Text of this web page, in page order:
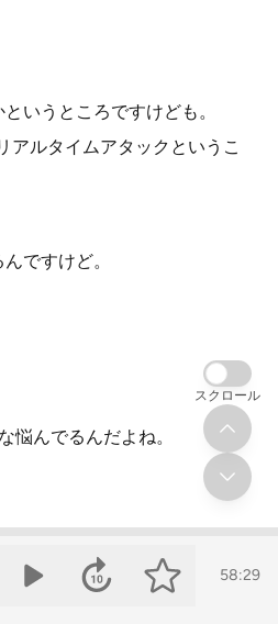
いうところですけども。
アルタイムアタックというこ
ですけど。
悩んでるんだよね。
58:29
スクロール